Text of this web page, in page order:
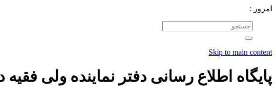
امروز :
Skip to main content
پایگاه اطلاع رسانی دفتر نماینده ولی